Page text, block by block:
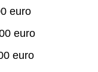
euro
euro